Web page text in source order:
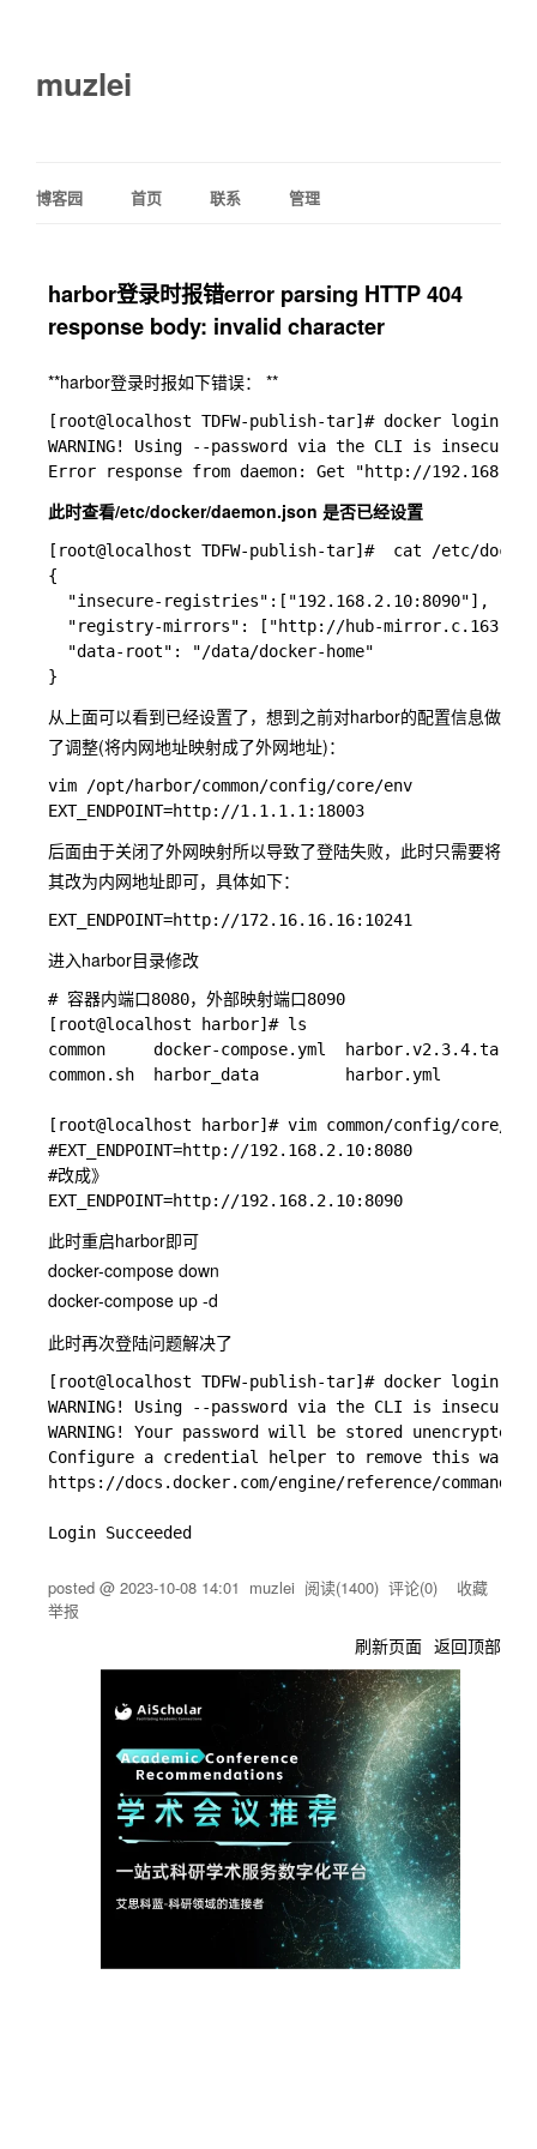
muzlei
博客园 首页 联系 管理
harbor登录时报错error parsing HTTP 404
response body: invalid character
**harbor登录时报如下错误： **
[root@localhost TDFW-publish-tar]# docker login --
WARNING! Using --password via the CLI is
此时查看/etc/docker/daemon.json 是否已经设置
[root@localhost TDFW-publish-tar]#  cat /etc/
{
  "insecure-registries":["192.168.2.10:8090"],
"registry-mirrors": ["http://hub-
  "data-root": "/data/docker-home"
从上面可以看到已经设置了，想到之前对harbor的配置信息做
了调整(将内网地址映射成了外网地址)：
vim /opt/harbor/common/config/core/env
后面由于关闭了外网映射所以导致了登陆失败，此时只需要将
其改为内网地址即可，具体如下：
进入harbor目录修改
# 容器内端口8080，外部映射端口8090
[root@localhost harbor]# ls
common     docker-compose.yml
common.sh  harbor_data         harbor.yml
[root@localhost harbor]# vim common/config/core/
#EXT_ENDPOINT=http://192.168.2.10:8080
#改成》
此时重启harbor即可
docker-compose down
docker-compose up -d
此时再次登陆问题解决了
[root@localhost TDFW-publish-tar]# docker login --
WARNING! Using --password via the CLI is
WARNING! Your password will be stored
Configure a credential helper to remove this
https://docs.docker.com/engine/reference/
posted @ 2023-10-08 14:01 muzlei 阅读(1400) 评论(0) 收藏
举报
刷新页面 返回顶部